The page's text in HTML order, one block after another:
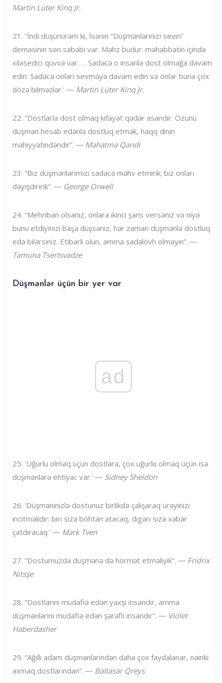
Martin Lüter Kinq Jr.
21. “İndi düşünürəm ki, İsanın “Düşmənlərinizi sevin”
deməsinin son səbəbi var. Məhz budur: məhəbbətin içində
xilasedici qüvvə var. . . Sadəcə o insanla dost olmağa davam
edin. Sadəcə onları sevməyə davam edin və onlar buna çox
dözə bilməzlər.' ― Martin Lüter Kinq Jr.
22. “Dostlarla dost olmaq kifayət qədər asandır. Özünü
düşmən hesab edənlə dostluq etmək, haqq dinin
mahiyyətindəndir”. ― Mahatma Qandi
23. “Biz düşmənlərimizi sadəcə məhv etmirik; biz onları
dəyişdiririk”. ― George Orwell
24. “Mehriban olsanız, onlara ikinci şans versəniz və niyə
bunu etdiyinizi başa düşsəniz, hər zaman düşmənlə dostluq
edə bilərsiniz. Etibarlı olun, amma sadəlövh olmayın”. ―
Tamuna Tsertsvadze
Düşmənlər üçün bir yer var
ad
25. 'Uğurlu olmaq üçün dostlara, çox uğurlu olmaq üçün isə
düşmənlərə ehtiyac var.' ― Sidney Sheldon
26. 'Düşməninizlə dostunuz birlikdə çalışaraq ürəyinizi
incitməlidir: biri sizə böhtan atacaq, digəri sizə xəbər
çatdıracaq.' ― Mark Tven
27. “Dostumuzda düşmənə də hörmət etməliyik”. ― Fridrix
Nitsşe
28. “Dostlarını müdafiə edən yaxşı insandır, amma
düşmənlərini müdafiə edən şərəfli insandır”. ― Violet
Haberdasher
29. “Ağıllı adam düşmənlərindən daha çox faydalanar, nəinki
axmaq dostlarından”. ― Baltasar Qreys